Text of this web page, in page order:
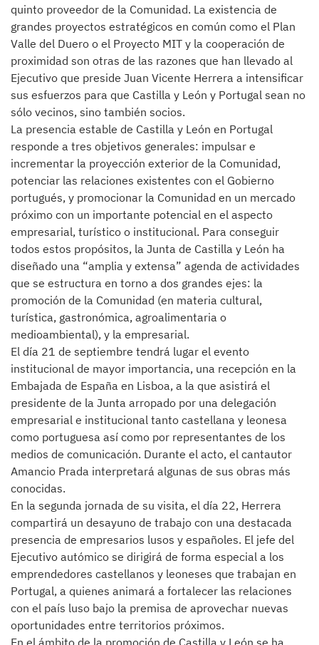
quinto proveedor de la Comunidad. La existencia de
grandes proyectos estratégicos en común como el Plan
Valle del Duero o el Proyecto MIT y la cooperación de
proximidad son otras de las razones que han llevado al
Ejecutivo que preside Juan Vicente Herrera a intensificar
sus esfuerzos para que Castilla y León y Portugal sean no
sólo vecinos, sino también socios.
La presencia estable de Castilla y León en Portugal
responde a tres objetivos generales: impulsar e
incrementar la proyección exterior de la Comunidad,
potenciar las relaciones existentes con el Gobierno
portugués, y promocionar la Comunidad en un mercado
próximo con un importante potencial en el aspecto
empresarial, turístico o institucional. Para conseguir
todos estos propósitos, la Junta de Castilla y León ha
diseñado una “amplia y extensa” agenda de actividades
que se estructura en torno a dos grandes ejes: la
promoción de la Comunidad (en materia cultural,
turística, gastronómica, agroalimentaria o
medioambiental), y la empresarial.
El día 21 de septiembre tendrá lugar el evento
institucional de mayor importancia, una recepción en la
Embajada de España en Lisboa, a la que asistirá el
presidente de la Junta arropado por una delegación
empresarial e institucional tanto castellana y leonesa
como portuguesa así como por representantes de los
medios de comunicación. Durante el acto, el cantautor
Amancio Prada interpretará algunas de sus obras más
conocidas.
En la segunda jornada de su visita, el día 22, Herrera
compartirá un desayuno de trabajo con una destacada
presencia de empresarios lusos y españoles. El jefe del
Ejecutivo autómico se dirigirá de forma especial a los
emprendedores castellanos y leoneses que trabajan en
Portugal, a quienes animará a fortalecer las relaciones
con el país luso bajo la premisa de aprovechar nuevas
oportunidades entre territorios próximos.
En el ámbito de la promoción de Castilla y León se ha